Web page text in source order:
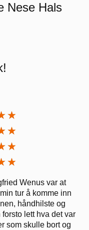
Nese Hals
Wenus var at
tur å komme inn
håndhilste og
lett hva det var
som skulle bort og